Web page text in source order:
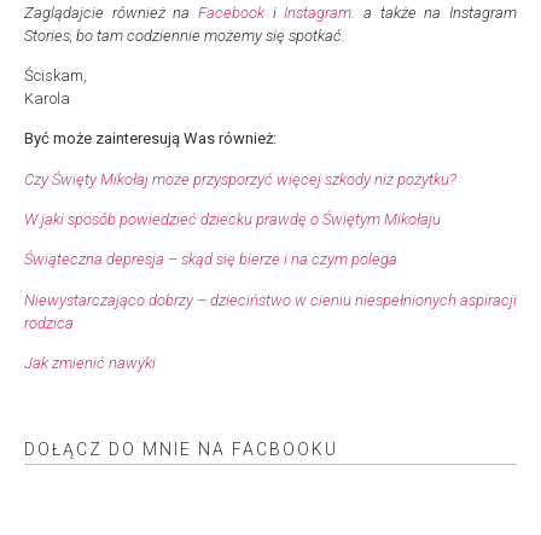
Zaglądajcie również na Facebook i Instagram . a także na Instagram
Stories, bo tam codziennie możemy się spotkać.
Ściskam,
Karola
Być może zainteresują Was również:
Czy Święty Mikołaj może przysporzyć więcej szkody niż pożytku?
W jaki sposób powiedzieć dziecku prawdę o Świętym Mikołaju
Świąteczna depresja – skąd się bierze i na czym polega
Niewystarczająco dobrzy – dzieciństwo w cieniu niespełnionych aspiracji
rodzica
Jak zmienić nawyki
DOŁĄCZ DO MNIE NA FACBOOKU